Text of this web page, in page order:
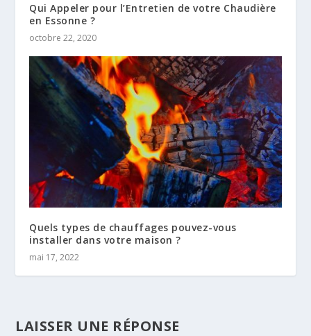
Qui Appeler pour l’Entretien de votre Chaudière
en Essonne ?
octobre 22, 2020
Quels types de chauffages pouvez-vous
installer dans votre maison ?
mai 17, 2022
LAISSER UNE RÉPONSE